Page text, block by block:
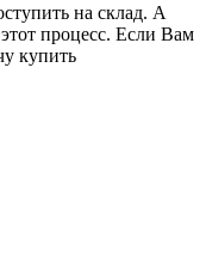
на склад. А
процесс. Если Вам
купить